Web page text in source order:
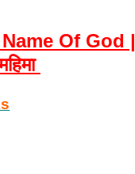
Name Of God |